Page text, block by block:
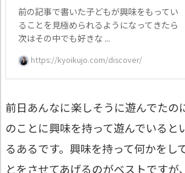
前の記事で書いた子どもが興味をもってい
ることを見極められるようになってきたら
次はその中でも好きな ...
https://kyoikujo.com/discover/
前日あんなに楽しそうに遊んでたの
のことに興味を持って遊んでいると
るあるです。興味を持って何かをし
とをさせてあげるのがベストですが